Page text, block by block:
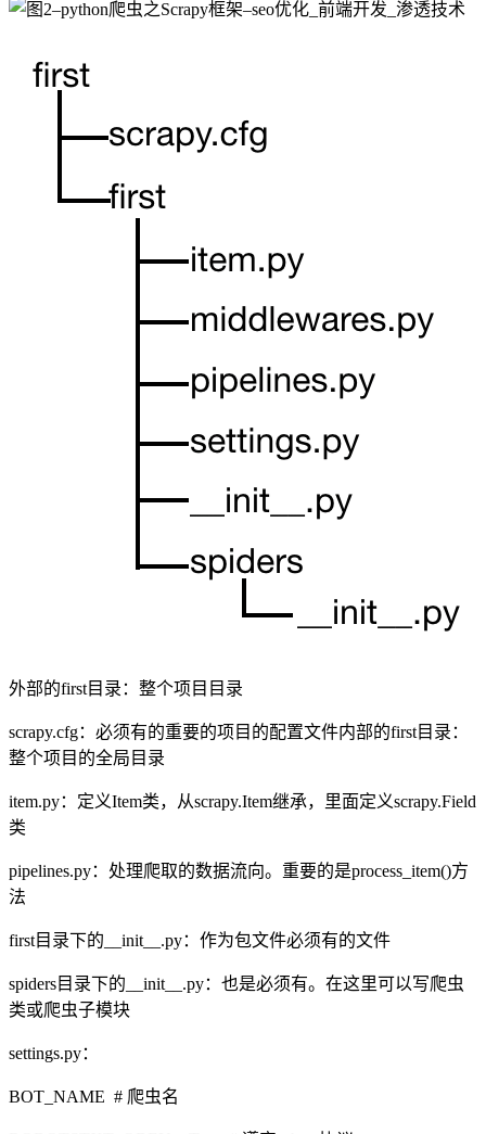
外部的first目录：整个项目目录
scrapy.cfg：必须有的重要的项目的配置文件内部的first目录：
整个项目的全局目录
item.py：定义Item类，从scrapy.Item继承，里面定义scrapy.Field
类
pipelines.py：处理爬取的数据流向。重要的是process_item()方
法
first目录下的__init__.py：作为包文件必须有的文件
spiders目录下的__init__.py：也是必须有。在这里可以写爬虫
类或爬虫子模块
settings.py：
BOT_NAME # 爬虫名